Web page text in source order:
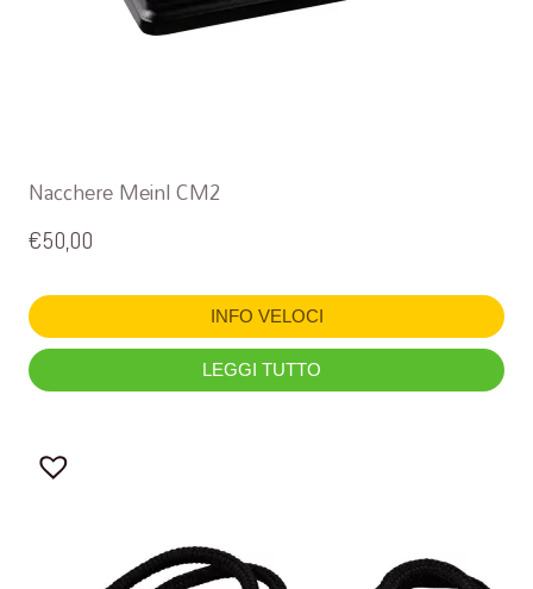
Nacchere Meinl CM2
€50,00
INFO VELOCI
LEGGI TUTTO